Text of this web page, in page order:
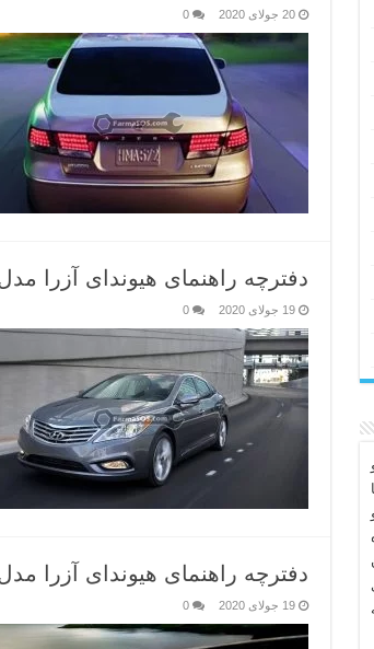
20 جولای 2020 0
دفترچه راهنمای هیوندای آزرا مدل
19 جولای 2020 0
دفترچه راهنمای هیوندای آزرا مدل
19 جولای 2020 0